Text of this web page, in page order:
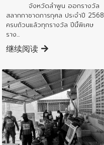
จังหวัดลำพูน ออกรางวัล
สลากกาชาดการกุศล ประจำปี 2568
ครบถ้วนแล้วทุกรางวัล ปีนี้พิเศษ
ราง...
继续阅读
ข่าวประชาสัมพันธ์